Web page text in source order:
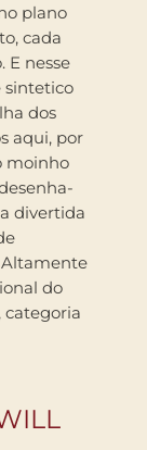
plano
cada
nesse
sintetico
dos
aqui, por
moinho
divertida
Altamente
do
categoria